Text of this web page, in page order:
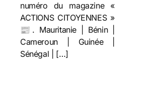
numéro du magazine «
ACTIONS CITOYENNES »
📰. Mauritanie | Bénin |
Cameroun | Guinée |
Sénégal | […]